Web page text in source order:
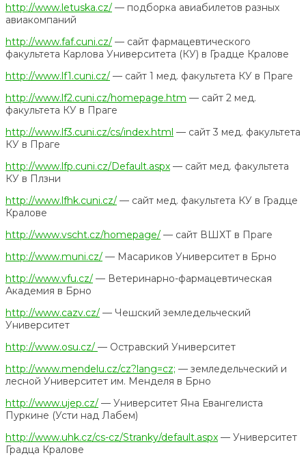
http://www.letuska.cz/ — подборка авиабилетов разных
авиакомпаний
http://www.faf.cuni.cz/ — сайт фармацевтического
факультета Карлова Университета (КУ) в Градце Кралове
http://www.lf1.cuni.cz/ — сайт 1 мед. факультета КУ в Праге
http://www.lf2.cuni.cz/homepage.htm — сайт 2 мед.
факультета КУ в Праге
http://www.lf3.cuni.cz/cs/index.html — сайт 3 мед. факультета
КУ в Праге
http://www.lfp.cuni.cz/Default.aspx — сайт мед. факультета
КУ в Плзни
http://www.lfhk.cuni.cz/ — сайт мед. факультета КУ в Градце
Кралове
http://www.vscht.cz/homepage/ — сайт ВШХТ в Праге
http://www.muni.cz/ — Масариков Университет в Брно
http://www.vfu.cz/ — Ветеринарно-фармацевтическая
Академия в Брно
http://www.cazv.cz/ — Чешский земледельческий
Университет
http://www.osu.cz/ — Остравский Университет
http://www.mendelu.cz/cz?lang=cz; — земледельческий и
лесной Университет им. Менделя в Брно
http://www.ujep.cz/ — Университет Яна Евангелиста
Пуркине (Усти над Лабем)
http://www.uhk.cz/cs-cz/Stranky/default.aspx — Университет
Градца Кралове